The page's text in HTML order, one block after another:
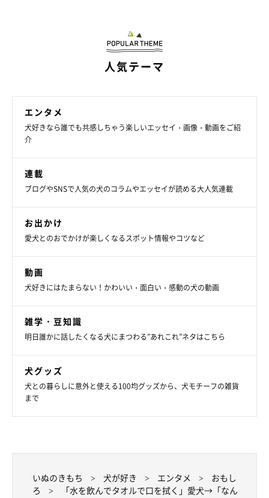
人気テーマ
エンタメ
犬好きなら誰でも共感しちゃう楽しいエッセイ・画像・動画をご紹
介
連載
ブログやSNSで人気の犬のコラムやエッセイが読める大人気連載
お出かけ
愛犬とのおでかけが楽しくなるスポット情報やコツなど
動画
犬好きにはたまらない！かわいい・面白い・感動の犬の動画
雑学・豆知識
明日誰かに話したくなる犬にまつわる”あれこれ”ネタはこちら
犬グッズ
犬との暮らしに意外と使える100均グッズから、犬モチーフの雑貨
まで
いぬのきもち 犬が好き エンタメ
おもし
ろ
「水を飲んでタオルで口を拭く」愛犬→「なん